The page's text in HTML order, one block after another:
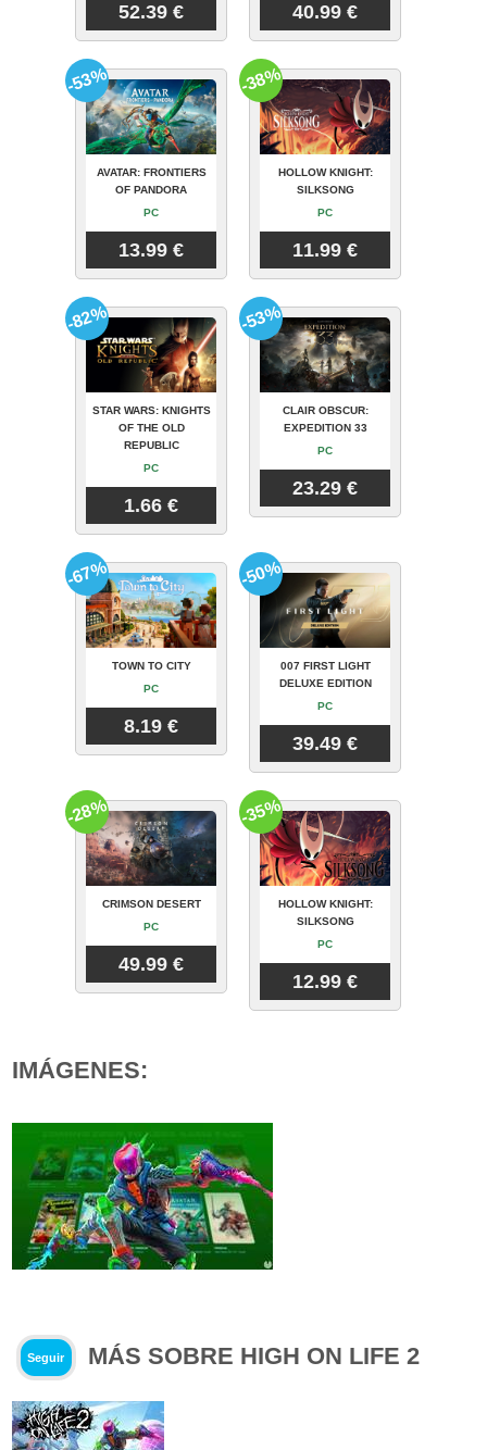
52.39 € 40.99 €
AVATAR: FRONTIERS
OF PANDORA
PC
13.99 €
-53%
HOLLOW KNIGHT:
SILKSONG
PC
11.99 €
-38%
STAR WARS: KNIGHTS
OF THE OLD
REPUBLIC
PC
1.66 €
-82%
CLAIR OBSCUR:
EXPEDITION 33
PC
23.29 €
-53%
TOWN TO CITY
PC
8.19 €
-67%
007 FIRST LIGHT
DELUXE EDITION
PC
39.49 €
-50%
CRIMSON DESERT
PC
49.99 €
-28%
HOLLOW KNIGHT:
SILKSONG
PC
12.99 €
-35%
IMÁGENES:
Seguir MÁS SOBRE HIGH ON LIFE 2